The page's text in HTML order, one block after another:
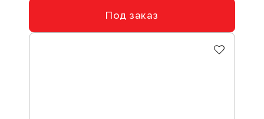
Под заказ